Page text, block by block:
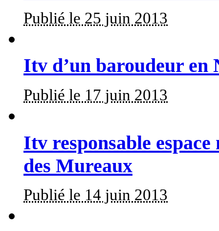
Publié le 25 juin 2013
Itv d’un baroudeur en
Publié le 17 juin 2013
Itv responsable
des Mureaux
Publié le 14 juin 2013